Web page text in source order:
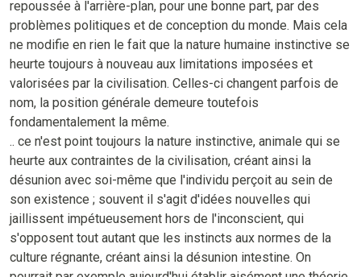
repoussée à l'arrière-plan, pour une bonne part, par des
problèmes politiques et de conception du monde. Mais cela
ne modifie en rien le fait que la nature humaine instinctive se
heurte toujours à nouveau aux limitations imposées et
valorisées par la civilisation. Celles-ci changent parfois de
nom, la position générale demeure toutefois
fondamentalement la même.
.. ce n'est point toujours la nature instinctive, animale qui se
heurte aux contraintes de la civilisation, créant ainsi la
désunion avec soi-même que l'individu perçoit au sein de
son existence ; souvent il s'agit d'idées nouvelles qui
jaillissent impétueusement hors de l'inconscient, qui
s'opposent tout autant que les instincts aux normes de la
culture régnante, créant ainsi la désunion intestine. On